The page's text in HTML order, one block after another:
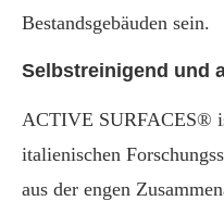
Bestandsgebäuden sein.
Selbstreinigend und
ACTIVE SURFACES®
italienischen
aus der engen